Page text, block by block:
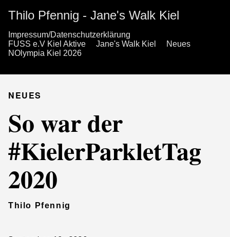
Thilo Pfennig - Jane's Walk Kiel
Impressum/Datenschutzerklärung
FUSS e.V Kiel Aktive
Jane's Walk Kiel
Neues
NOlympia Kiel 2026
NEUES
So war der
#KielerParkletTag
2020
Thilo Pfennig